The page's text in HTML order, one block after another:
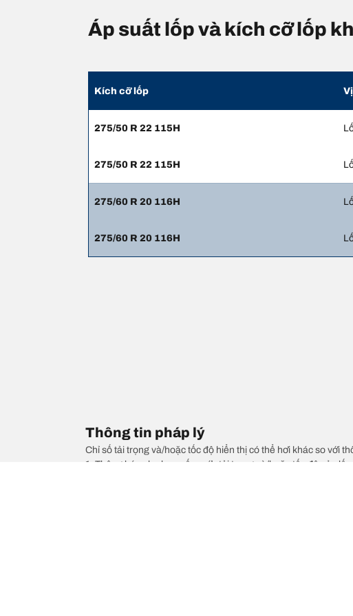
Áp suất lốp và kích cỡ lốp
Kích cỡ lốp
275/50 R 22 115H
275/50 R 22 115H
275/60 R 20 116H
275/60 R 20 116H
Thông tin pháp lý
Chỉ số tải trọng và/hoặc tốc độ hiển thị có thể hơi khác so với
1. Thông báo cho bạn nếu mức tải trọng và/hoặc tốc độ của lốp